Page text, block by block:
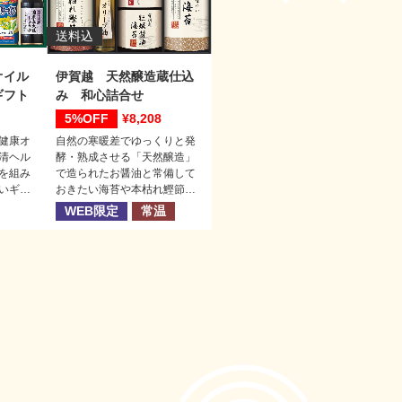
ル
ト
康オ
ヘル
組み
ギフ
送料込
伊賀越 天然醸造蔵仕込
み 和心詰合せ
5%
8,208
自然の寒暖差でゆっくりと発
酵・熟成させる「天然醸造」
で造られたお醤油と常備して
おきたい海苔や本枯れ鰹節な
どを詰め合わせたどなたにも
喜ばれる和食ギフトです。
WEB限定 常温